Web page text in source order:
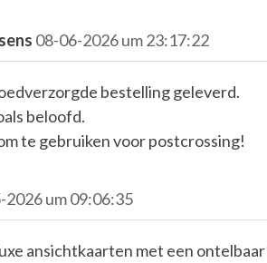
08-06-2026 um 23:17:22
bestelling geleverd.
beloofd.
te gebruiken voor postcrossing!
2026 um 09:06:35
ansichtkaarten met een